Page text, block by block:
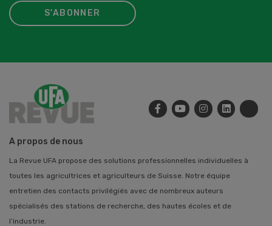
S'ABONNER
A propos de nous
La Revue UFA propose des solutions professionnelles individuelles à
toutes les agricultrices et agriculteurs de Suisse. Notre équipe
entretien des contacts privilégiés avec de nombreux auteurs
spécialisés des stations de recherche, des hautes écoles et de
l’industrie.